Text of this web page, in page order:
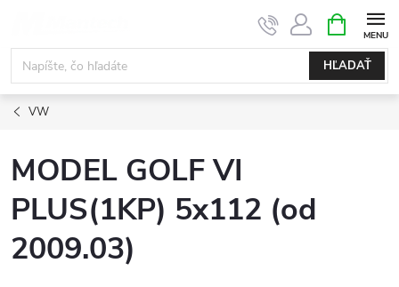
obsah
HĽADAŤ
KOŠÍK
VW
MODEL GOLF VI
PLUS(1KP) 5x112 (od
2009.03)